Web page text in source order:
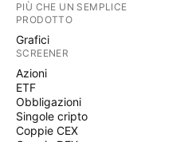
PIÙ CHE UN SEMPLICE
PRODOTTO
Grafici
SCREENER
Azioni
ETF
Obbligazioni
Singole cripto
Coppie CEX